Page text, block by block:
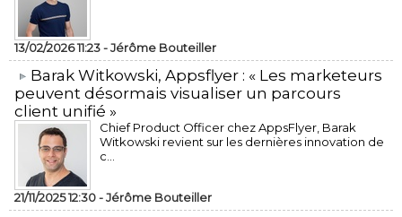
13/02/2026 11:23 -Jérôme Bouteiller
​Barak Witkowski, Appsflyer : « Les marketeurs
peuvent désormais visualiser un parcours
client unifié »
Chief Product Officer chez AppsFlyer, ​Barak
Witkowski revient sur les dernières innovation de
c...
21/11/2025 12:30 -Jérôme Bouteiller